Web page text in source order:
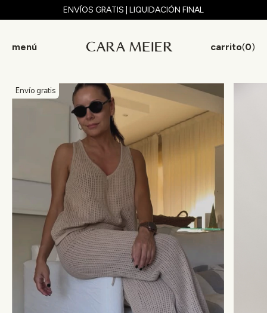
ENVÍOS GRATIS | LIQUIDACIÓN FINAL
menú carrito(0)
Envío gratis